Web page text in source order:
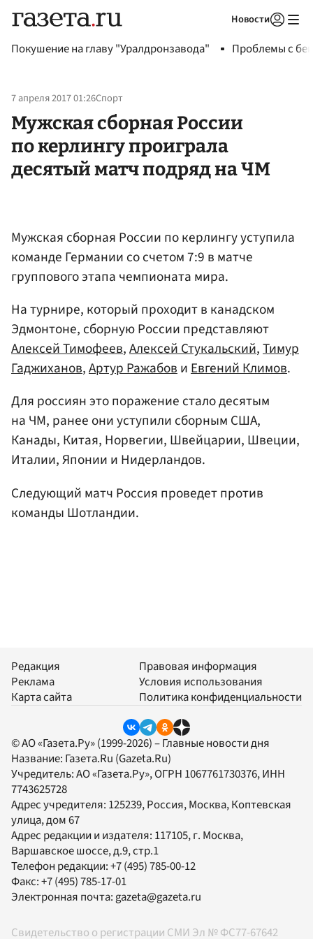
Новости
Покушение на главу "Уралдронзавода" Проблемы с
7 апреля 2017 01:26Спорт
Мужская сборная России
по керлингу проиграла
десятый матч подряд на ЧМ
Мужская сборная России по керлингу уступила
команде Германии со счетом 7:9 в матче
группового этапа чемпионата мира.
На турнире, который проходит в канадском
Эдмонтоне, сборную России представляют
Алексей Тимофеев,Алексей Стукальский,Тимур
Гаджиханов,Артур РажабовиЕвгений Климов.
Для россиян это поражение стало десятым
на ЧМ, ранее они уступили сборным США,
Канады, Китая, Норвегии, Швейцарии, Швеции,
Италии, Японии и Нидерландов.
Следующий матч Россия проведет против
команды Шотландии.
Редакция
Реклама
Карта сайта
Правовая информация
Условия использования
Политика конфиденциальности
© АО «Газета.Ру» (1999-2026) – Главные новости дня
Название: Газета.Ru (Gazeta.Ru)
Учредитель:АО «Газета.Ру», ОГРН 1067761730376, ИНН
7743625728
Адрес учредителя: 125239, Россия, Москва, Коптевская
улица, дом 67
Адрес редакции и издателя: 117105, г. Москва,
Варшавское шоссе, д.9, стр.1
Телефон редакции:+7 (495) 785-00-12
Факс:+7 (495) 785-17-01
Электронная почта:gazeta@gazeta.ru
Свидетельство о регистрации СМИ Эл № ФС77-67642